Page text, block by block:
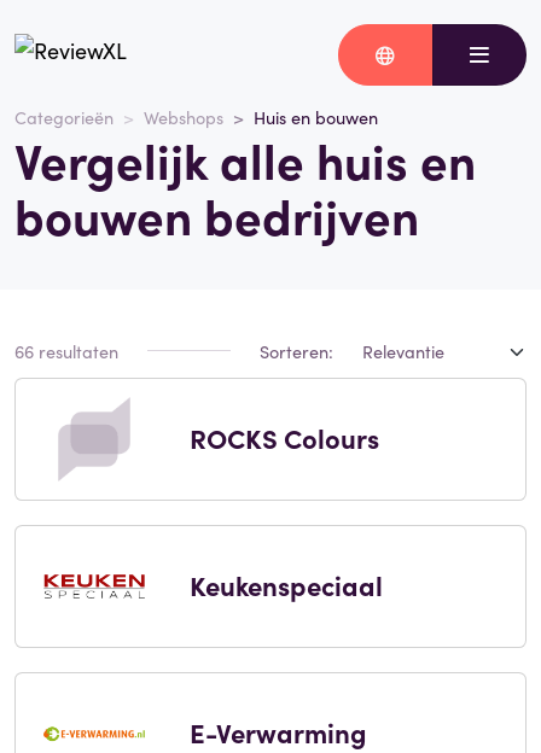
Categorieën Webshops Huis en bouwen
Vergelijk alle huis en
bouwen bedrijven
66 resultaten Sorteren:
ROCKS Colours
Keukenspeciaal
E-Verwarming